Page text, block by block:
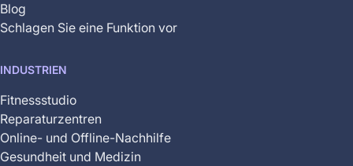
Blog
Schlagen Sie eine Funktion vor
INDUSTRIEN
Fitnessstudio
Reparaturzentren
Online- und Offline-Nachhilfe
Gesundheit und Medizin